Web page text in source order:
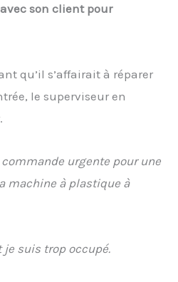
son client pour
qu’il s’affairait à réparer
le superviseur en
urgente pour une
machine à plastique à
je suis trop occupé.